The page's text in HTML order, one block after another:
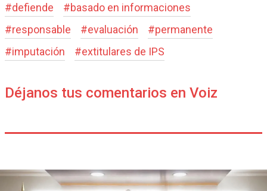
#defiende #basado en informaciones
#responsable #evaluación #permanente
#imputación #extitulares de IPS
Déjanos tus comentarios en Voiz